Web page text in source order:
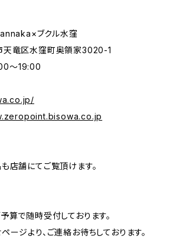
ブクル水窪
天竜区水窪町奥領家3020-1
〜19:00
店舗にてご覧頂けます。
算で随時受付しております。
ージより、ご連絡お待ちしております。